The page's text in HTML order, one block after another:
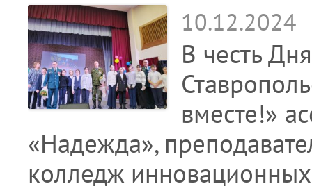
10.12.2024
В честь
вместе!»
«Надежда»,
колледж